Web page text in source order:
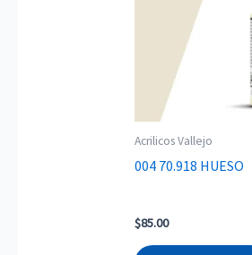
Acrilicos Vallejo
004 70.918 HUESO
$85.00